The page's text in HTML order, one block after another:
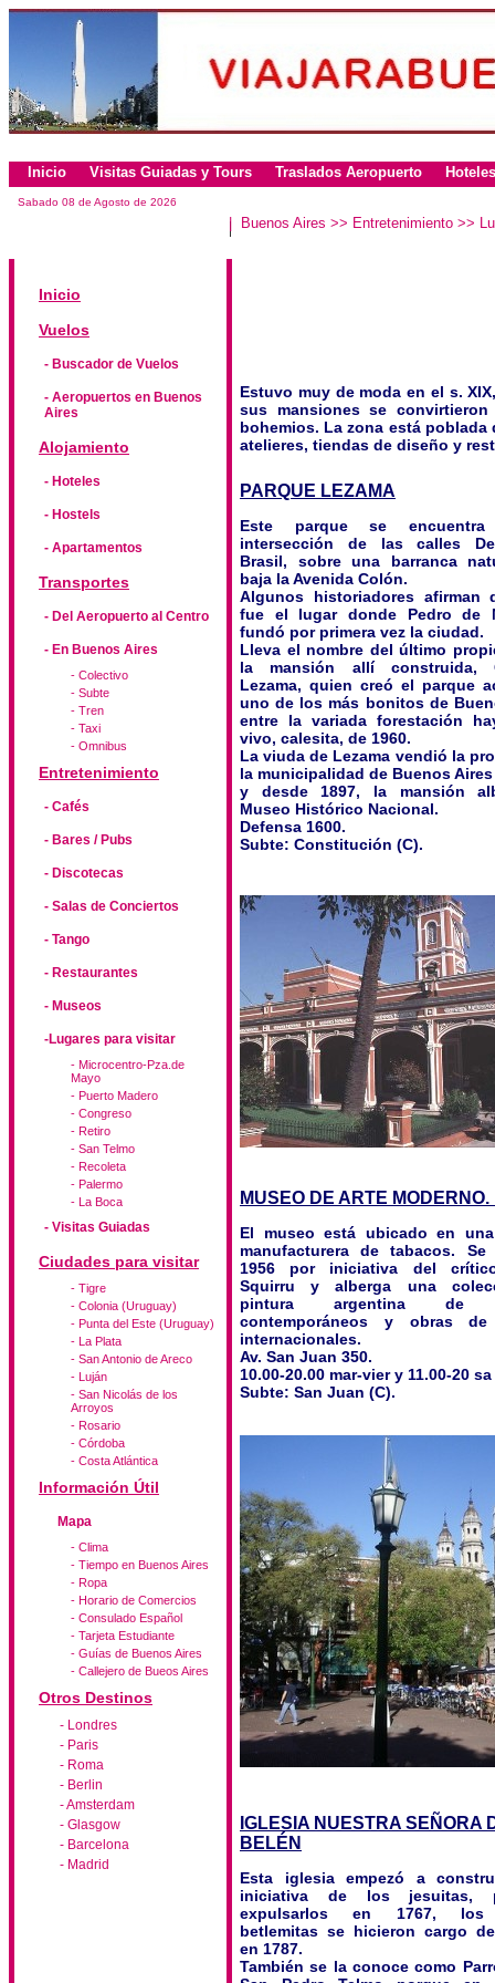
Inicio Visitas Guiadas y Tours Traslados Aeropuerto
|
Estuvo muy de moda en el s.
sus mansiones se
bohemios. La zona está
atelieres, tiendas de diseño y
MUSEO DE ARTE
El museo está ubicado en
manufacturera de tabacos.
1956 por iniciativa del
Squirru y alberga una
pintura argentina de
contemporáneos y obras de
internacionales.
Av. San Juan 350.
10.00-20.00 mar-vier y 11.00-20
Subte: San Juan (C).
PARQUE LEZAMA
Este parque se
intersección de las calles
Brasil, sobre una barranca
baja la Avenida Colón.
Algunos historiadores afirman
fue el lugar donde Pedro de
fundó por primera vez la ciudad.
Lleva el nombre del último
la mansión allí construida,
Lezama, quien creó el parque
uno de los más bonitos de
entre la variada forestación
vivo, calesita, de 1960.
La viuda de Lezama vendió la
la municipalidad de Buenos Aires
y desde 1897, la mansión
Museo Histórico Nacional.
Defensa 1600.
Subte: Constitución (C).
IGLESIA NUESTRA SEÑORA
BELÉN
Esta iglesia empezó a
iniciativa de los jesuitas,
expulsarlos en 1767, los
betlemitas se hicieron cargo
en 1787.
También se la conoce como
| Buenos Aires >> Entretenimiento >>
Inicio
Vuelos
- Buscador de Vuelos
- Aeropuertos en Buenos
Aires
Alojamiento
- Hoteles
- Hostels
- Apartamentos
Transportes
- Del Aeropuerto al Centro
- En Buenos Aires
- Colectivo
- Subte
- Tren
- Taxi
- Omnibus
Entretenimiento
- Cafés
- Bares / Pubs
- Discotecas
- Salas de Conciertos
- Tango
- Restaurantes
- Museos
-Lugares para visitar
- Microcentro-Pza.de
Mayo
- Puerto Madero
- Congreso
- Retiro
- San Telmo
- Recoleta
- Palermo
- La Boca
- Visitas Guiadas
Ciudades para visitar
- Tigre
- Colonia (Uruguay)
- Punta del Este (Uruguay)
- La Plata
- San Antonio de Areco
- Luján
- San Nicolás de los
Arroyos
- Rosario
- Córdoba
- Costa Atlántica
Información Útil
Mapa
- Clima
- Tiempo en Buenos Aires
- Ropa
- Horario de Comercios
- Consulado Español
- Tarjeta Estudiante
- Guías de Buenos Aires
- Callejero de Bueos Aires
Otros Destinos
- Londres
- Paris
- Roma
- Berlin
- Amsterdam
- Glasgow
- Barcelona
- Madrid